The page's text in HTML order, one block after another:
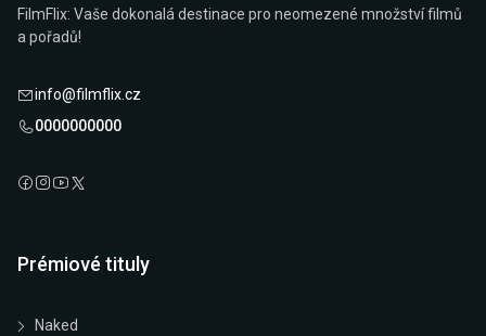
FilmFlix: Vaše dokonalá destinace pro neomezené množství filmů
a pořadů!
info@filmflix.cz
0000000000
Prémiové tituly
Naked